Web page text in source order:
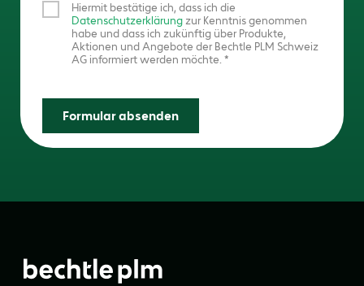
Hiermit bestätige ich, dass ich die
Datenschutzerklärungzur Kenntnis genommen
habe und dass ich zukünftig über Produkte,
Aktionen und Angebote der Bechtle PLM Schweiz
AG informiert werden möchte.
Formular absenden